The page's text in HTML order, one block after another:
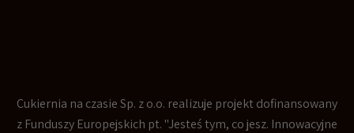
Cukiernia na czasie Sp. z o.o. realizuje projekt dofinansowany
z Funduszy Europejskich pt. "Jesteś tym, co jesz. Innowacyjne